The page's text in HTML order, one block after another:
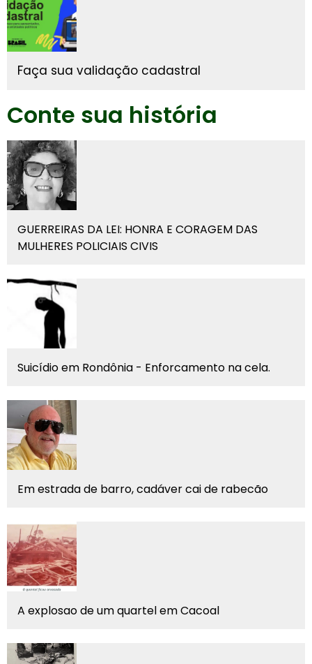
Faça sua validação cadastral
Conte sua história
GUERREIRAS DA LEI: HONRA E CORAGEM DAS
MULHERES POLICIAIS CIVIS
Suicídio em Rondônia - Enforcamento na cela.
Em estrada de barro, cadáver cai de rabecão
A explosao de um quartel em Cacoal